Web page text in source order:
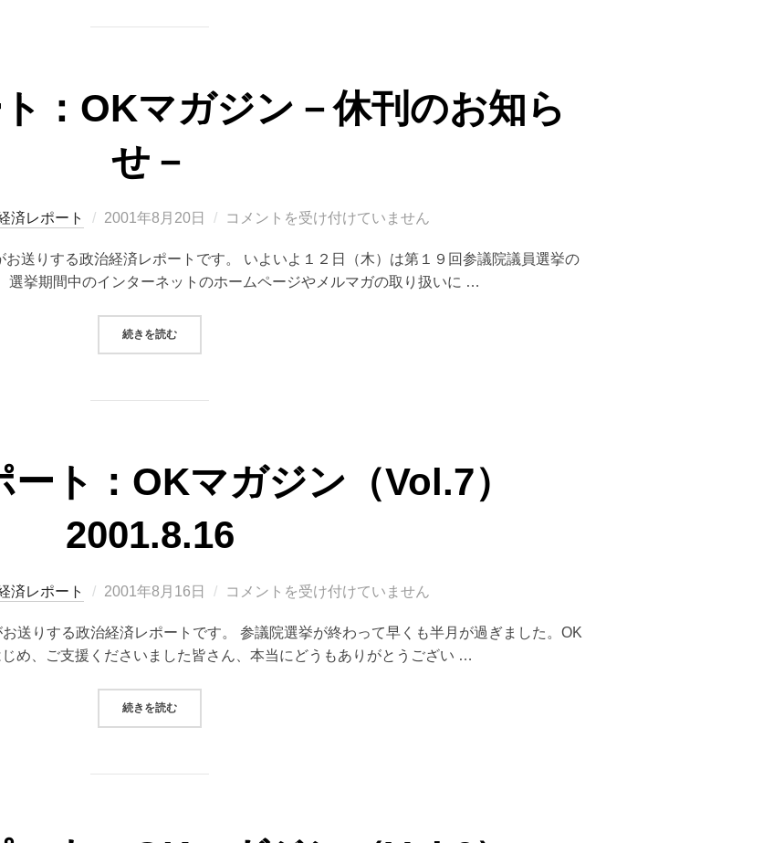
：OKマガジン－休刊のお知ら
せ－
済レポート
投
日:
2001年8月20日 コメントを受け付けていません
送りする政治経済レポートです。 いよいよ１２日（木）は第１９回参議院議員選挙の
選挙期間中のインターネットのホームページやメルマガの取り扱いに …
続きを読む“政治経済レポート：OKマガジン－休刊のお知らせ－”
ト：OKマガジン（Vol.7）
2001.8.16
済レポート
投
日:
2001年8月16日 コメントを受け付けていません
送りする政治経済レポートです。 参議院選挙が終わって早くも半月が過ぎました。OK
め、ご支援くださいました皆さん、本当にどうもありがとうござい …
続きを読む“政治経済レポート：OKマガジン（VOL.7）2001.8.16”